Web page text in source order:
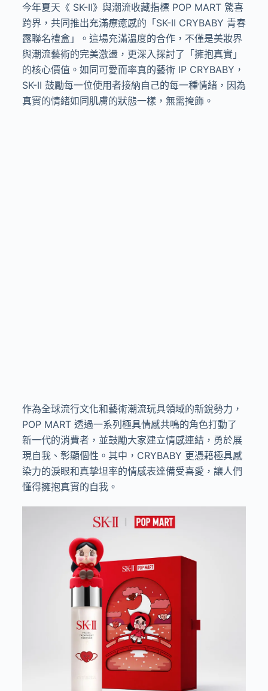
今年夏天《 SK-II》與潮流收藏指標 POP MART 驚喜
跨界，共同推出充滿療癒感的「SK-II CRYBABY 青春
露聯名禮盒」。這場充滿溫度的合作，不僅是美妝界
與潮流藝術的完美激盪，更深入探討了「擁抱真實」
的核心價值。如同可愛而率真的藝術 IP CRYBABY，
SK-II 鼓勵每一位使用者接納自己的每一種情緒，因為
真實的情緒如同肌膚的狀態一樣，無需掩飾。
作為全球流行文化和藝術潮流玩具領域的新銳勢力，
POP MART 透過一系列極具情感共鳴的角色打動了
新一代的消費者，並鼓勵大家建立情感連結，勇於展
現自我、彰顯個性。其中， CRYBABY 更憑藉極具感
染力的淚眼和真摯坦率的情感表達備受喜愛，讓人們
懂得擁抱真實的自我。